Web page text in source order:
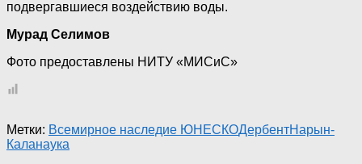
подвергавшиеся воздействию воды.
Мурад Селимов
Фото предоставлены НИТУ «МИСиС»
Метки: Всемирное наследие ЮНЕСКОДербентНарын-
Каланаука